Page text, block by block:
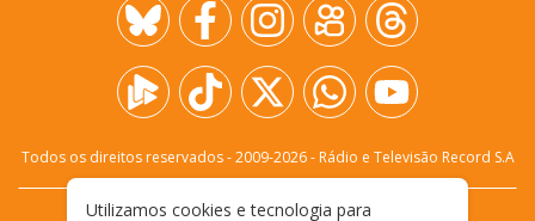
Todos os direitos reservados - 2009-2026- Rádio e Televisão Record S.A
Utilizamos cookies e tecnologia para